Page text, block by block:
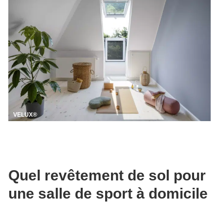
VELUX®
Quel revêtement de sol pour
une salle de sport à domicile